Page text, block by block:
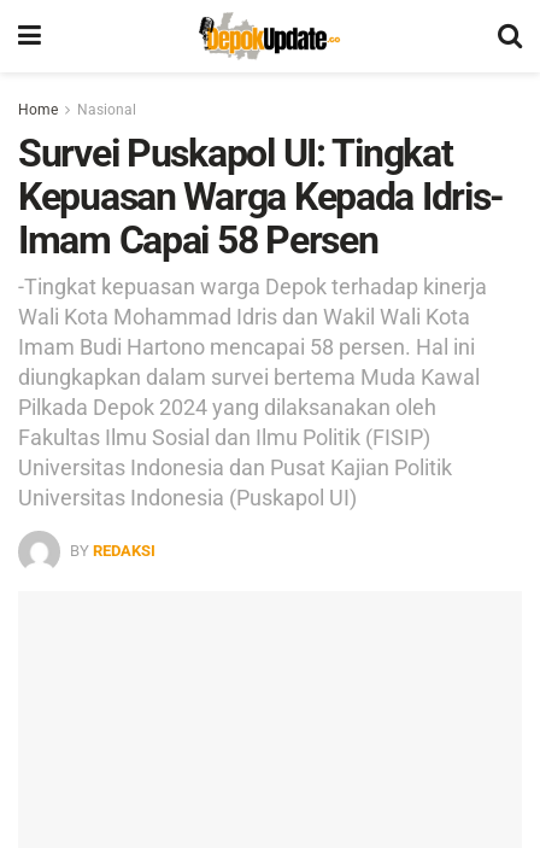
Home Nasional
Survei Puskapol UI: Tingkat
Kepuasan Warga Kepada Idris-
Imam Capai 58 Persen
-Tingkat kepuasan warga Depok terhadap kinerja
Wali Kota Mohammad Idris dan Wakil Wali Kota
Imam Budi Hartono mencapai 58 persen. Hal ini
diungkapkan dalam survei bertema Muda Kawal
Pilkada Depok 2024 yang dilaksanakan oleh
Fakultas Ilmu Sosial dan Ilmu Politik (FISIP)
Universitas Indonesia dan Pusat Kajian Politik
Universitas Indonesia (Puskapol UI)
BY REDAKSI